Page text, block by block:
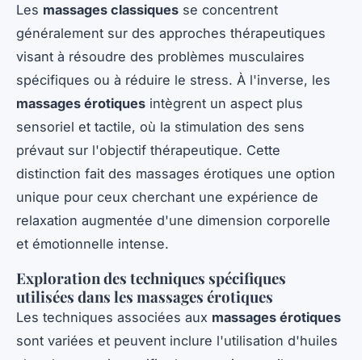
Les massages classiques se concentrent
généralement sur des approches thérapeutiques
visant à résoudre des problèmes musculaires
spécifiques ou à réduire le stress. À l'inverse, les
massages érotiques intègrent un aspect plus
sensoriel et tactile, où la stimulation des sens
prévaut sur l'objectif thérapeutique. Cette
distinction fait des massages érotiques une option
unique pour ceux cherchant une expérience de
relaxation augmentée d'une dimension corporelle
et émotionnelle intense.
Exploration des techniques spécifiques
utilisées dans les massages érotiques
Les techniques associées aux massages érotiques
sont variées et peuvent inclure l'utilisation d'huiles